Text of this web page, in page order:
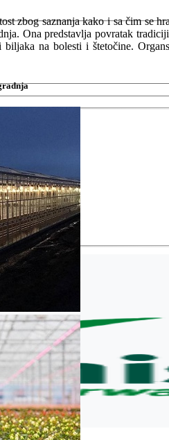
zbog saznanja kako i sa čim se
Ona predstavlja povratak
na bolesti i štetočine.